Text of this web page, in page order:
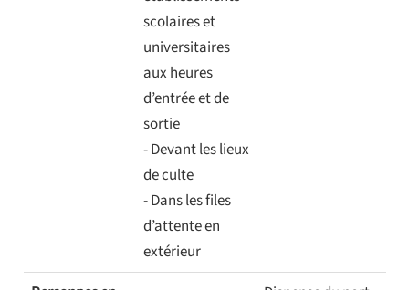
scolaires et
universitaires
aux heures
d’entrée et de
sortie
- Devant les lieux
de culte
- Dans les files
d’attente en
extérieur